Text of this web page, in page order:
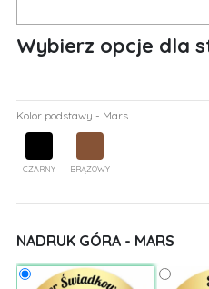
Wybierz opcje dla
Kolor podstawy - Mars
CZARNY BRĄZOWY
NADRUK GÓRA - MARS